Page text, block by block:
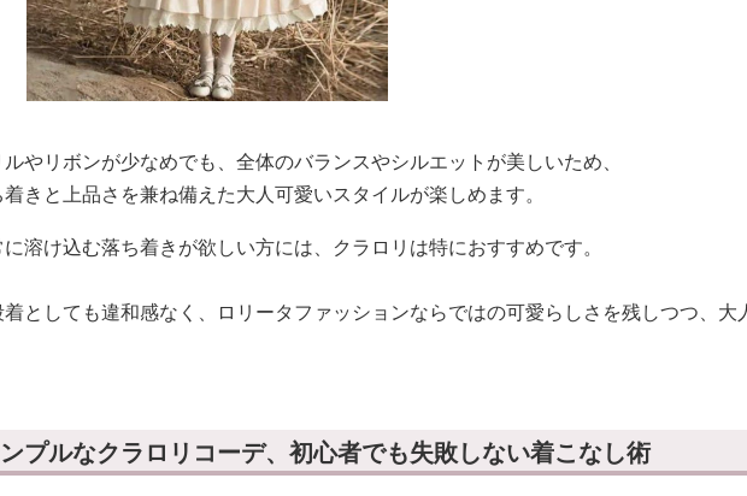
ルやリボンが少なめでも、全体のバランスやシルエットが美しいため、
きと上品さを兼ね備えた大人可愛いスタイルが楽しめます。
に溶け込む落ち着きが欲しい方には、クラロリは特におすすめです。
としても違和感なく、ロリータファッションならではの可愛らしさを残しつつ、
プルなクラロリコーデ、初心者でも失敗しない着こなし術